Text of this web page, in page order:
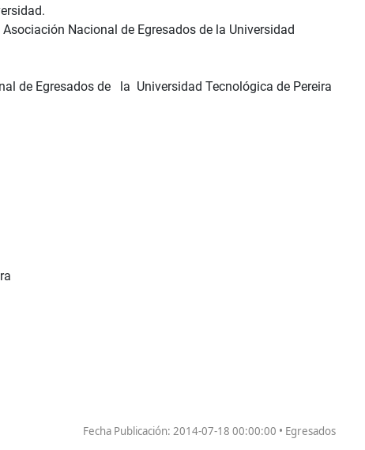
Nacional de Egresados de la Universidad
de Egresados de la Universidad Tecnológica de Pereira
Fecha Publicación: 2014-07-18 00:00:00 • Egresados